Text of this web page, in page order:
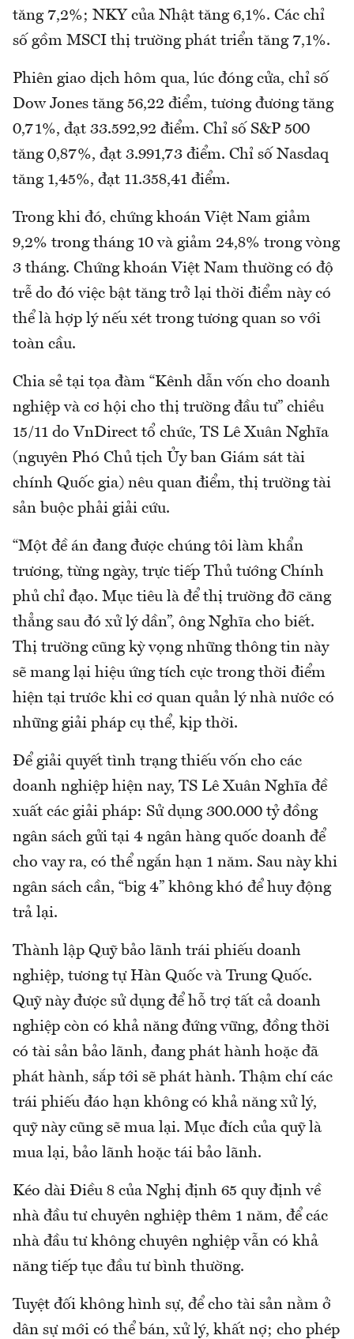
tăng 7,2%; NKY của Nhật tăng 6,1%. Các chỉ
số gồm MSCI thị trường phát triển tăng 7,1%.
Phiên giao dịch hôm qua, lúc đóng cửa, chỉ số
Dow Jones tăng 56,22 điểm, tương đương tăng
0,71%, đạt 33.592,92 điểm. Chỉ số S&P 500
tăng 0,87%, đạt 3.991,73 điểm. Chỉ số Nasdaq
tăng 1,45%, đạt 11.358,41 điểm.
Trong khi đó, chứng khoán Việt Nam giảm
9,2% trong tháng 10 và giảm 24,8% trong vòng
3 tháng. Chứng khoán Việt Nam thường có độ
trễ do đó việc bật tăng trở lại thời điểm này có
thể là hợp lý nếu xét trong tương quan so với
toàn cầu.
Chia sẻ tại tọa đàm “Kênh dẫn vốn cho doanh
nghiệp và cơ hội cho thị trường đầu tư” chiều
15/11 do VnDirect tổ chức, TS Lê Xuân Nghĩa
(nguyên Phó Chủ tịch Ủy ban Giám sát tài
chính Quốc gia) nêu quan điểm, thị trường tài
sản buộc phải giải cứu.
“Một đề án đang được chúng tôi làm khẩn
trương, từng ngày, trực tiếp Thủ tướng Chính
phủ chỉ đạo. Mục tiêu là để thị trường đỡ căng
thẳng sau đó xử lý dần”, ông Nghĩa cho biết.
Thị trường cũng kỳ vọng những thông tin này
sẽ mang lại hiệu ứng tích cực trong thời điểm
hiện tại trước khi cơ quan quản lý nhà nước có
những giải pháp cụ thể, kịp thời.
Để giải quyết tình trạng thiếu vốn cho các
doanh nghiệp hiện nay, TS Lê Xuân Nghĩa đề
xuất các giải pháp: Sử dụng 300.000 tỷ đồng
ngân sách gửi tại 4 ngân hàng quốc doanh để
cho vay ra, có thể ngắn hạn 1 năm. Sau này khi
ngân sách cần, “big 4” không khó để huy động
trả lại.
Thành lập Quỹ bảo lãnh trái phiếu doanh
nghiệp, tương tự Hàn Quốc và Trung Quốc.
Quỹ này được sử dụng để hỗ trợ tất cả doanh
nghiệp còn có khả năng đứng vững, đồng thời
có tài sản bảo lãnh, đang phát hành hoặc đã
phát hành, sắp tới sẽ phát hành. Thậm chí các
trái phiếu đáo hạn không có khả năng xử lý,
quỹ này cũng sẽ mua lại. Mục đích của quỹ là
mua lại, bảo lãnh hoặc tái bảo lãnh.
Kéo dài Điều 8 của Nghị định 65 quy định về
nhà đầu tư chuyên nghiệp thêm 1 năm, để các
nhà đầu tư không chuyên nghiệp vẫn có khả
năng tiếp tục đầu tư bình thường.
Tuyệt đối không hình sự, để cho tài sản nằm ở
dân sự mới có thể bán, xử lý, khất nợ; cho phép